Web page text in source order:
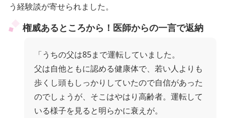
う経験談が寄せられました。
権威あるところから！医師からの一言で返納
「うちの父は85まで運転していました。
父は自他ともに認める健康体で、若い人よりも
歩くし頭もしっかりしていたので自信があった
のでしょうが、そこはやはり高齢者。運転して
いる様子を見ると明らかに衰えが。